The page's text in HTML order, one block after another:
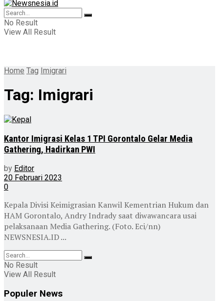
No Result
View All Result
Home Tag Imigrari
Tag: Imigrari
Kantor Imigrasi Kelas 1 TPI Gorontalo Gelar Media
Gathering, Hadirkan PWI
by Editor
20 Februari 2023
0
Kepala Divisi Keimigrasian Kanwil Kementrian Hukum dan
HAM Gorontalo, Andry Indrady saat diwawancara usai
pelaksanaan Media Gathering. (Foto. Eci/nn)
NEWSNESIA.ID ...
No Result
View All Result
Populer News